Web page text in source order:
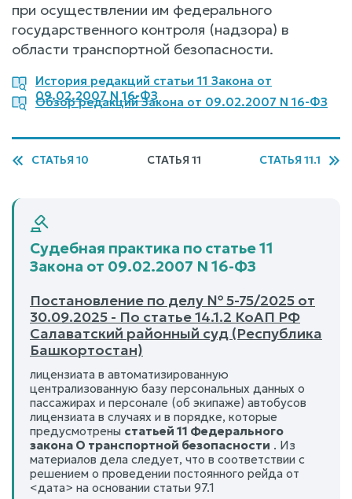
при осуществлении им федерального
государственного контроля (надзора) в
области транспортной безопасности.
История редакций статьи 11 Закона от
09.02.2007 N 16-ФЗ
Обзор редакций Закона от 09.02.2007 N 16-ФЗ
СТАТЬЯ 10 СТАТЬЯ 11 СТАТЬЯ 11.1
Судебная практика по статье 11
Закона от 09.02.2007 N 16-ФЗ
Постановление по делу № 5-75/2025 от
30.09.2025 - По статье 14.1.2 КоАП РФ
Салаватский районный суд (Республика
Башкортостан)
лицензиата в автоматизированную
централизованную базу персональных данных о
пассажирах и персонале (об экипаже) автобусов
лицензиата в случаях и в порядке, которые
предусмотрены статьей 11 Федерального
закона О транспортной безопасности . Из
материалов дела следует, что в соответствии с
решением о проведении постоянного рейда от
<дата> на основании статьи 97.1